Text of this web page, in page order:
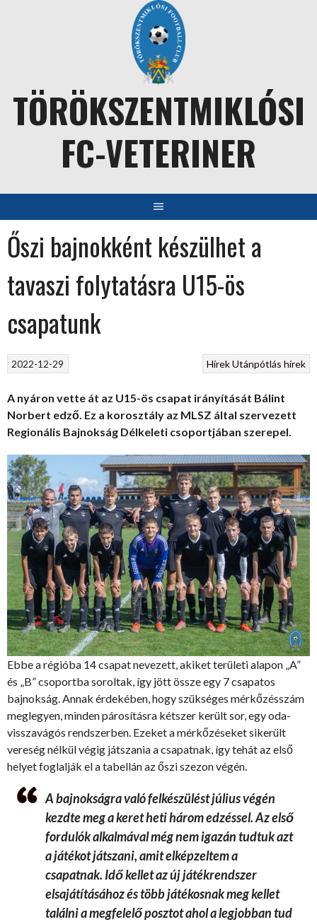
TÖRÖKSZENTMIKLÓSI
FC-VETERINER
Őszi bajnokként készülhet a
tavaszi folytatásra U15-ös
csapatunk
HírekUtánpótlás hírek
2022-12-29
A nyáron vette át az U15-ös csapat irányítását Bálint
Norbert edző. Ez a korosztály az MLSZ által szervezett
Regionális Bajnokság Délkeleti csoportjában szerepel.
Ebbe a régióba 14 csapat nevezett, akiket területi alapon „A”
és „B” csoportba soroltak, így jött össze egy 7 csapatos
bajnokság. Annak érdekében, hogy szükséges mérkőzésszám
meglegyen, minden párosításra kétszer került sor, egy oda-
visszavágós rendszerben. Ezeket a mérkőzéseket sikerült
vereség nélkül végig játszania a csapatnak, így tehát az első
helyet foglalják el a tabellán az őszi szezon végén.
A bajnokságra való felkészülést július végén
kezdte meg a keret heti három edzéssel. Az első
fordulók alkalmával még nem igazán tudtuk azt
a játékot játszani, amit elképzeltem a
csapatnak. Idő kellet az új játékrendszer
elsajátításához és több játékosnak meg kellet
találni a megfelelő posztot ahol a legjobban tud